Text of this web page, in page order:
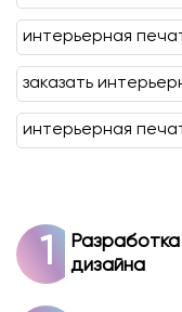
интерьерная
заказать
интерьерная
Разработка
дизайна